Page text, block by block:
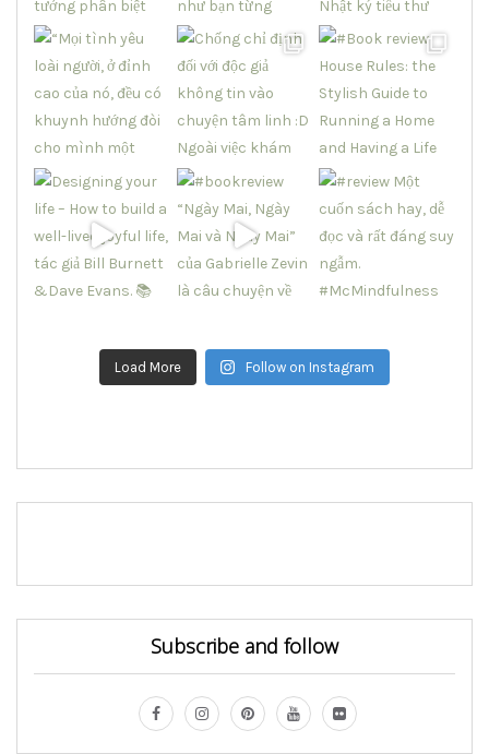
Load More Follow on Instagram
Subscribe and follow